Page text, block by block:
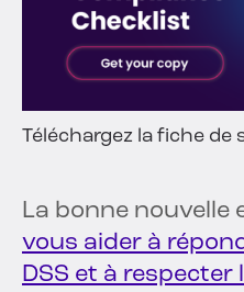
Téléchargez la fiche de
La bonne nouvelle
vous aider à
DSS et à